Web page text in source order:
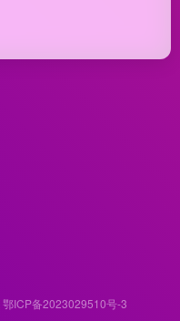
鄂ICP备2023029510号-3